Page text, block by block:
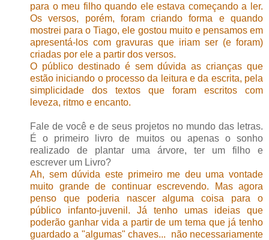
para o meu filho quando ele estava começando a ler.
Os versos, porém, foram criando forma e quando
mostrei para o Tiago, ele gostou muito e pensamos em
apresentá-los com gravuras que iriam ser (e foram)
criadas por ele a partir dos versos.
O público destinado é sem dúvida as crianças que
estão iniciando o processo da leitura e da escrita, pela
simplicidade dos textos que foram escritos com
leveza, ritmo e encanto.
Fale de você e de seus projetos no mundo das letras.
É o primeiro livro de muitos ou apenas o sonho
realizado de plantar uma árvore, ter um filho e
escrever um Livro?
Ah, sem dúvida este primeiro me deu uma vontade
muito grande de continuar escrevendo. Mas agora
penso que poderia nascer alguma coisa para o
público infanto-juvenil. Já tenho umas ideias que
poderão ganhar vida a partir de um tema que já tenho
guardado a "algumas" chaves... não necessariamente